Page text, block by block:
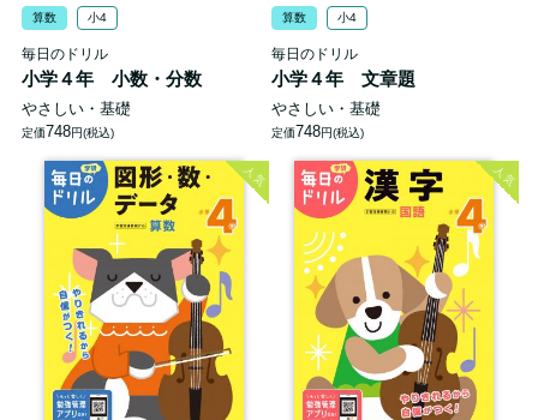
算数 小4
毎日のドリル
小学４年 小数・分数
やさしい・基礎
定価748円(税込)
算数 小4
毎日のドリル
小学４年 文章題
やさしい・基礎
定価748円(税込)
人気 人気